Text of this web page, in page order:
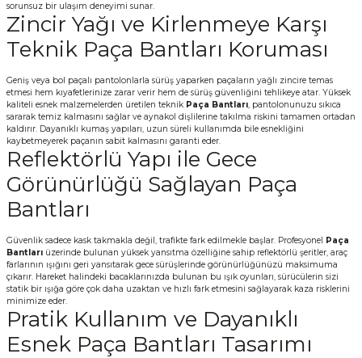
sorunsuz bir ulaşım deneyimi sunar.
Zincir Yağı ve Kirlenmeye Karşı
Teknik Paça Bantları Koruması
Geniş veya bol paçalı pantolonlarla sürüş yaparken paçaların yağlı zincire temas
etmesi hem kıyafetlerinize zarar verir hem de sürüş güvenliğini tehlikeye atar. Yüksek
kaliteli esnek malzemelerden üretilen teknik Paça Bantları, pantolonunuzu sıkıca
sararak temiz kalmasını sağlar ve aynakol dişlilerine takılma riskini tamamen ortadan
kaldırır. Dayanıklı kumaş yapıları, uzun süreli kullanımda bile esnekliğini
kaybetmeyerek paçanın sabit kalmasını garanti eder.
Reflektörlü Yapı ile Gece
Görünürlüğü Sağlayan Paça
Bantları
Güvenlik sadece kask takmakla değil, trafikte fark edilmekle başlar. Profesyonel Paça
Bantları üzerinde bulunan yüksek yansıtma özelliğine sahip reflektörlü şeritler, araç
farlarının ışığını geri yansıtarak gece sürüşlerinde görünürlüğünüzü maksimuma
çıkarır. Hareket halindeki bacaklarınızda bulunan bu ışık oyunları, sürücülerin sizi
statik bir ışığa göre çok daha uzaktan ve hızlı fark etmesini sağlayarak kaza risklerini
minimize eder.
Pratik Kullanım ve Dayanıklı
Esnek Paça Bantları Tasarımı